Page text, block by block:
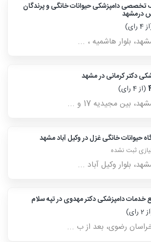
تخصصی دامپزشکی حیوانات خانگی و پرندگان
درمشهد
رای)
بلوار هاشمیه ، ...
دکتر کرمانی در مشهد
(از 4 رای)
بین مجیدیه 17 و ...
حیوانات خانگی غزل در وکیل آباد مشهد
ثبت نشده
بلوار وکیل آباد ...
خدمات دامپزشکی دکتر مهدوی در تپه سلام
رای)
رضوی، بعد از ب ...